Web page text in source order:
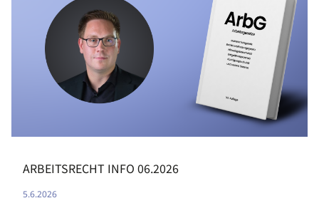
ARBEITSRECHT INFO 06.2026
5.6.2026